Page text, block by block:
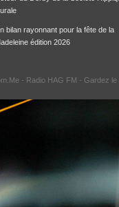
bilan rayonnant pour la fête de la
édition 2026
- Radio HAG FM - Gardez le